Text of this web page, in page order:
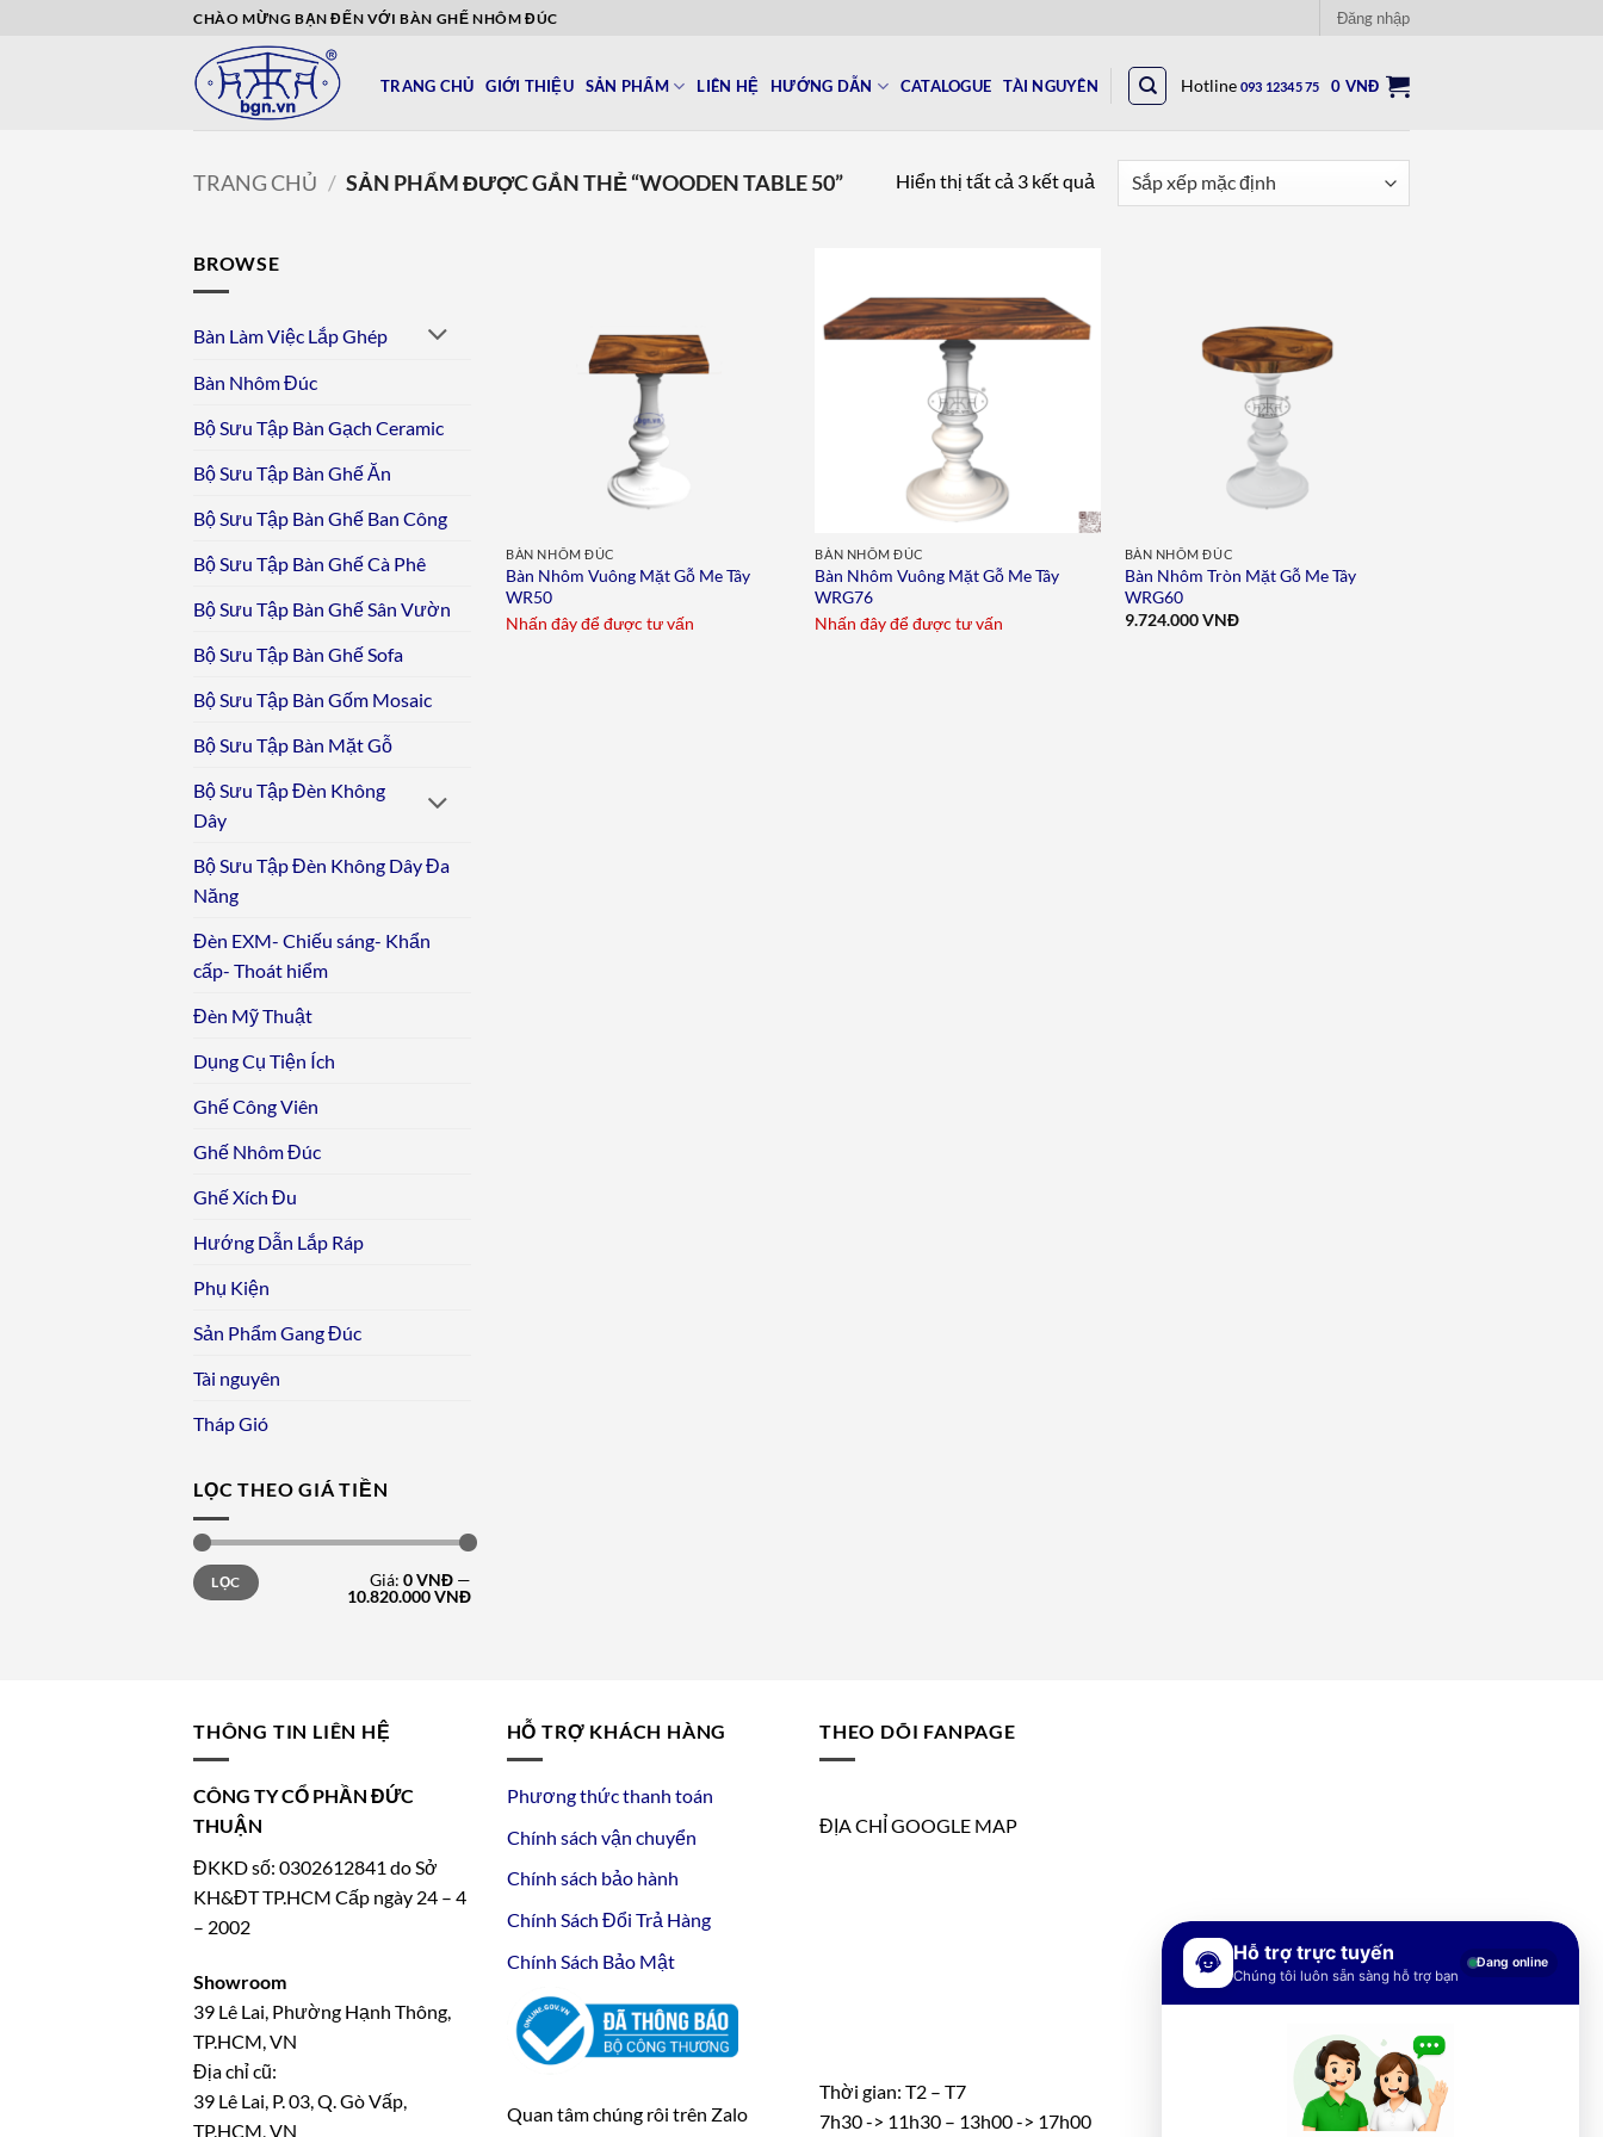
CHÀO MỪNG BẠN ĐẾN VỚI BÀN GHẾ NHÔM ĐÚC Đăng nhập
TRANG CHỦ GIỚI THIỆU SẢN PHẨM LIÊN HỆ HƯỚNG DẪN CATALOGUE TÀI NGUYÊN Hotline 093 12345 75 0 VNĐ
TRANG CHỦ / SẢN PHẨM ĐƯỢC GẮN THẺ “WOODEN TABLE 50” Hiển thị tất cả 3 kết quả
BROWSE
Bàn Làm Việc Lắp Ghép
Bàn Nhôm Đúc
Bộ Sưu Tập Bàn Gạch Ceramic
Bộ Sưu Tập Bàn Ghế Ăn
Bộ Sưu Tập Bàn Ghế Ban Công
Bộ Sưu Tập Bàn Ghế Cà Phê
Bộ Sưu Tập Bàn Ghế Sân Vườn
Bộ Sưu Tập Bàn Ghế Sofa
Bộ Sưu Tập Bàn Gốm Mosaic
Bộ Sưu Tập Bàn Mặt Gỗ
Bộ Sưu Tập Đèn Không
Dây
Bộ Sưu Tập Đèn Không Dây Đa
Năng
Đèn EXM- Chiếu sáng- Khẩn
cấp- Thoát hiểm
Đèn Mỹ Thuật
Dụng Cụ Tiện Ích
Ghế Công Viên
Ghế Nhôm Đúc
Ghế Xích Đu
Hướng Dẫn Lắp Ráp
Phụ Kiện
Sản Phẩm Gang Đúc
Tài nguyên
Tháp Gió
LỌC THEO GIÁ TIỀN
Giá
tối
thiểu
Giá
tối
đa
LỌC Giá: 0 VNĐ—
10.820.000 VNĐ
BÀN NHÔM ĐÚC
Bàn Nhôm Vuông Mặt Gỗ Me Tây
WR50
Nhấn đây để được tư vấn
Add to
wishlist
BÀN NHÔM ĐÚC
Bàn Nhôm Vuông Mặt Gỗ Me Tây
WRG76
Nhấn đây để được tư vấn
BÀN NHÔM ĐÚC
Bàn Nhôm Tròn Mặt Gỗ Me Tây
WRG60
9.724.000VNĐ
THÔNG TIN LIÊN HỆ
CÔNG TY CỔ PHẦN ĐỨC
THUẬN
ĐKKD số: 0302612841 do Sở
KH&ĐT TP.HCM Cấp ngày 24 – 4
– 2002
Showroom
39 Lê Lai, Phường Hạnh Thông,
TP.HCM, VN
Địa chỉ cũ:
39 Lê Lai, P. 03, Q. Gò Vấp,
TP.HCM, VN
HỖ TRỢ KHÁCH HÀNG
Phương thức thanh toán
Chính sách vận chuyển
Chính sách bảo hành
Chính Sách Đổi Trả Hàng
Chính Sách Bảo Mật
Quan tâm chúng rôi trên Zalo
THEO DÕI FANPAGE
ĐỊA CHỈ GOOGLE MAP
Thời gian: T2 – T7
7h30 -> 11h30 – 13h00 -> 17h00
Hỗ trợ trực tuyến
Chúng tôi luôn sẵn sàng hỗ trợ bạn
Đang online